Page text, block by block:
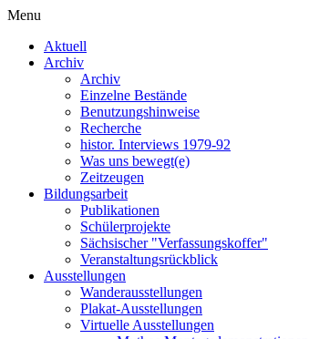
Menu
Aktuell
Archiv
Archiv
Einzelne Bestände
Benutzungshinweise
Recherche
histor. Interviews 1979-92
Was uns bewegt(e)
Zeitzeugen
Bildungsarbeit
Publikationen
Schülerprojekte
Sächsischer "Verfassungskoffer"
Veranstaltungsrückblick
Ausstellungen
Wanderausstellungen
Plakat-Ausstellungen
Virtuelle Ausstellungen